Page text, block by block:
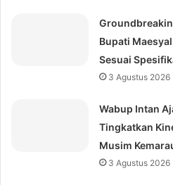
Bupati
Sesuai
3 Agustus 2026
Wabup Intan
Tingkatkan
Musim
3 Agustus 2026